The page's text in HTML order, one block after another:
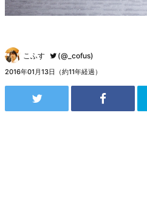
こふす (@_cofus)
2016年01月13日（約11年経過）